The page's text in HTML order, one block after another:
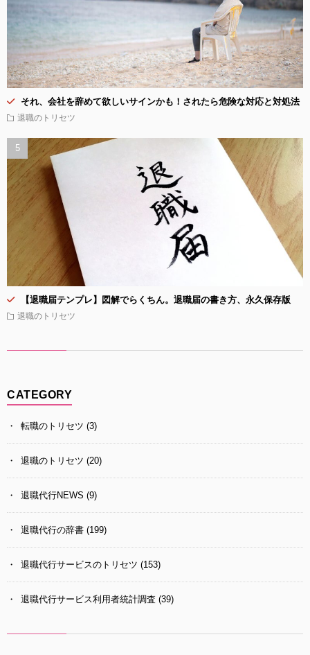
それ、会社を辞めて欲しいサインかも！されたら危険な対応と対処法
退職のトリセツ
【退職届テンプレ】図解でらくちん。退職届の書き方、永久保存版
退職のトリセツ
CATEGORY
転職のトリセツ (3)
退職のトリセツ (20)
退職代行NEWS (9)
退職代行の辞書 (199)
退職代行サービスのトリセツ (153)
退職代行サービス利用者統計調査 (39)